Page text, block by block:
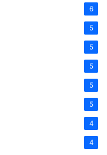
6
5
5
5
5
5
4
4